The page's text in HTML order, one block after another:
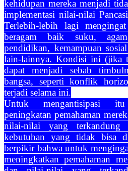
kehidupan mereka menjadi
implementasi nilai-nilai
Terlebih-lebih lagi
beragam baik suku,
pendidikan, kemampuan
lain-lainnya. Kondisi ini (jika
dapat menjadi sebab
bangsa, seperti konflik
terjadi selama ini.
Untuk mengantisipasi
peningkatan pemahaman
nilai-nilai yang terkandung
kebutuhan yang tidak bisa
berpikir bahwa untuk
meningkatkan pemahaman